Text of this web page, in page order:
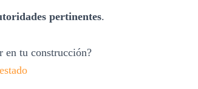
pertinentes.
en tu construcción?